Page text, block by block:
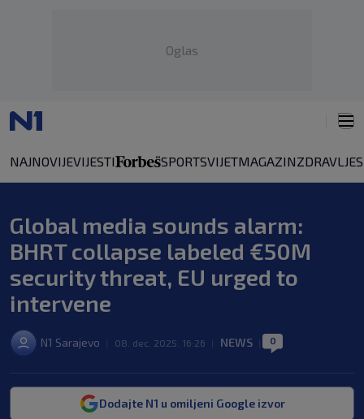
Oglas
NAJNOVIJEVIJESTI SPORTSVIJETMAGAZINZDRAVLJE
Global media sounds alarm:
BHRT collapse labeled €50M
security threat, EU urged to
intervene
N1 Sarajevo 08. dec. 2025. 16:26 NEWS 0
Dodajte N1 u omiljeni Google izvor